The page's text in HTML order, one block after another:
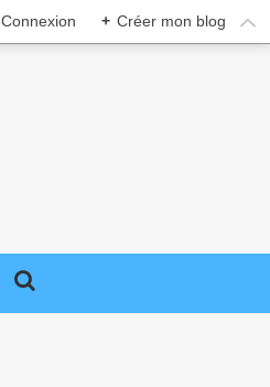
Connexion + Créer mon blog